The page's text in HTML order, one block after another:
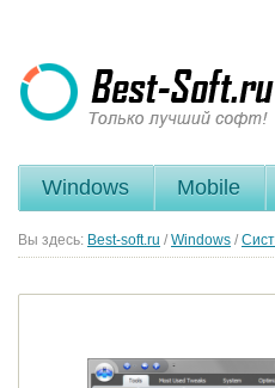
Windows Mobile
Вы здесь: Best-soft.ru / Windows /